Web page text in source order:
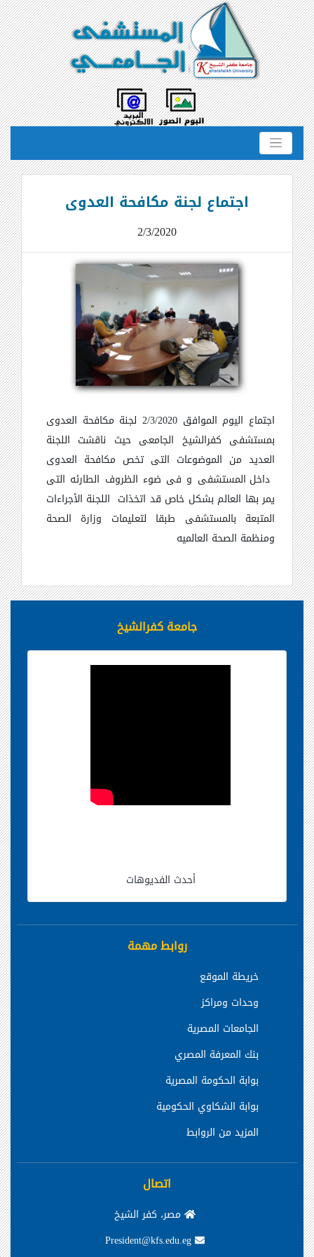
اجتماع لجنة مكافحة العدوى
2/3/2020
اجتماع اليوم الموافق 2/3/2020
لجنة مكافحة العدوى
بمستشفى كفرالشيخ الجامعى حيث ناقشت اللجنة
العديد من الموضوعات التى تخص مكافحة العدوى
داخل المستشفى و فى ضوء الظروف الطارئه التى
يمر بها العالم بشكل خاص قد اتخذات اللجنة الأجراءات
المتبعة بالمستشفى طبقا لتعليمات وزارة الصحة
ومنظمة الصحة العالميه
جامعة كفرالشيخ
أحدث الفديوهات
روابط مهمة
خريطة الموقع
وحدات ومراكز
الجامعات المصرية
بنك المعرفة المصري
بوابة الحكومة المصرية
بوابة الشكاوي الحكومية
المزيد من الروابط
اتصال
مصر، كفر الشيخ